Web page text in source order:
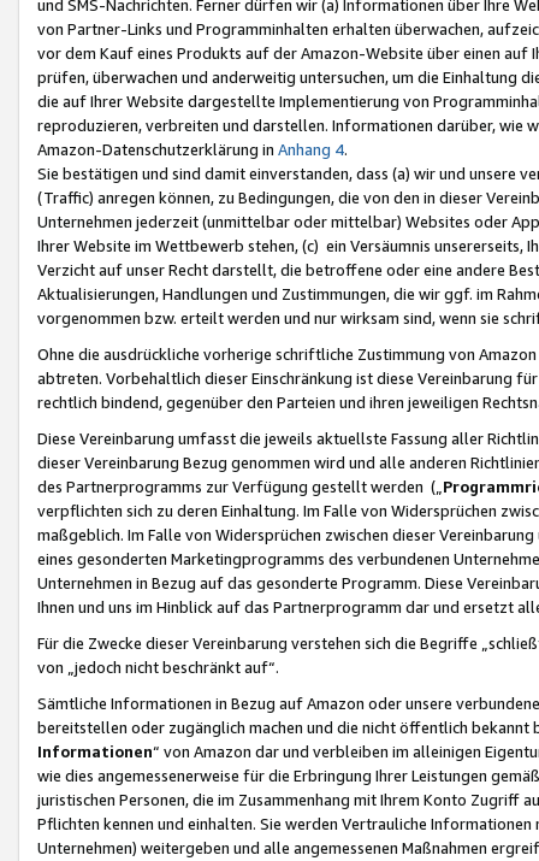
und SMS-Nachrichten. Ferner dürfen wir (a) Informationen über Ihre
von Partner-Links und Programminhalten erhalten überwachen,
vor dem Kauf eines Produkts auf der Amazon-Website über einen
prüfen, überwachen und anderweitig untersuchen, um die Einhaltung
die auf Ihrer Website dargestellte Implementierung von
reproduzieren, verbreiten und darstellen. Informationen darüber, wie
Amazon-Datenschutzerklärung in Anhang 4.
Sie bestätigen und sind damit einverstanden, dass (a) wir und
(Traffic) anregen können, zu Bedingungen, die von den in dieser
Unternehmen jederzeit (unmittelbar oder mittelbar) Websites oder
Ihrer Website im Wettbewerb stehen, (c) ein Versäumnis unsererseits,
Verzicht auf unser Recht darstellt, die betroffene oder eine andere
Aktualisierungen, Handlungen und Zustimmungen, die wir ggf. im
vorgenommen bzw. erteilt werden und nur wirksam sind, wenn sie
Ohne die ausdrückliche vorherige schriftliche Zustimmung von
abtreten. Vorbehaltlich dieser Einschränkung ist diese Vereinbarung
rechtlich bindend, gegenüber den Parteien und ihren jeweiligen
Diese Vereinbarung umfasst die jeweils aktuellste Fassung aller
dieser Vereinbarung Bezug genommen wird und alle anderen
des Partnerprogramms zur Verfügung gestellt werden („
verpflichten sich zu deren Einhaltung. Im Falle von Widersprüchen
maßgeblich. Im Falle von Widersprüchen zwischen dieser
eines gesonderten Marketingprogramms des verbundenen
Unternehmen in Bezug auf das gesonderte Programm. Diese
Ihnen und uns im Hinblick auf das Partnerprogramm dar und ersetzt
Für die Zwecke dieser Vereinbarung verstehen sich die Begriffe
von „jedoch nicht beschränkt auf“.
Sämtliche Informationen in Bezug auf Amazon oder unsere
bereitstellen oder zugänglich machen und die nicht öffentlich
Informationen“ von Amazon dar und verbleiben im alleinigen
wie dies angemessenerweise für die Erbringung Ihrer Leistungen
juristischen Personen, die im Zusammenhang mit Ihrem Konto
Pflichten kennen und einhalten. Sie werden Vertrauliche
Unternehmen) weitergeben und alle angemessenen Maßnahmen